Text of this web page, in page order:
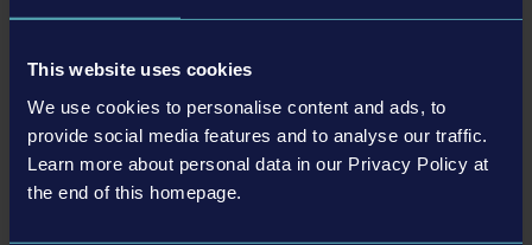
This website uses cookies
We use cookies to personalise content and ads, to
provide social media features and to analyse our traffic.
Learn more about personal data in our Privacy Policy at
the end of this homepage.
LIEBHERR PACK